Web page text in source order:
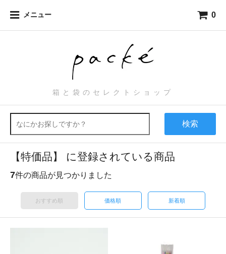
メニュー 0
箱と袋のセレクトショップ
検索
【特価品】 に登録されている商品
7件の商品が見つかりました
おすすめ順 価格順 新着順